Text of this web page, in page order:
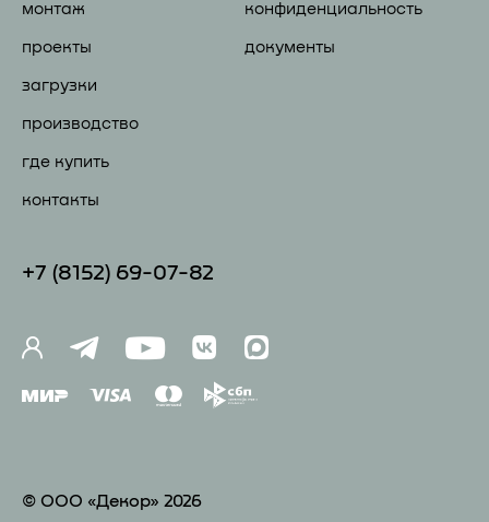
монтаж
проекты
загрузки
производство
где купить
контакты
конфиденциальность
документы
+7 (81 52) 69-07-82
© ООО «Декор» 2026